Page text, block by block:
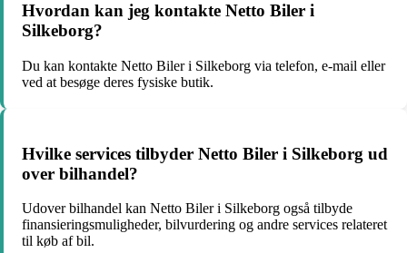
Hvordan kan jeg kontakte Netto Biler i
Silkeborg?
Du kan kontakte Netto Biler i Silkeborg via telefon, e-mail eller
ved at besøge deres fysiske butik.
Hvilke services tilbyder Netto Biler i Silkeborg ud
over bilhandel?
Udover bilhandel kan Netto Biler i Silkeborg også tilbyde
finansieringsmuligheder, bilvurdering og andre services relateret
til køb af bil.